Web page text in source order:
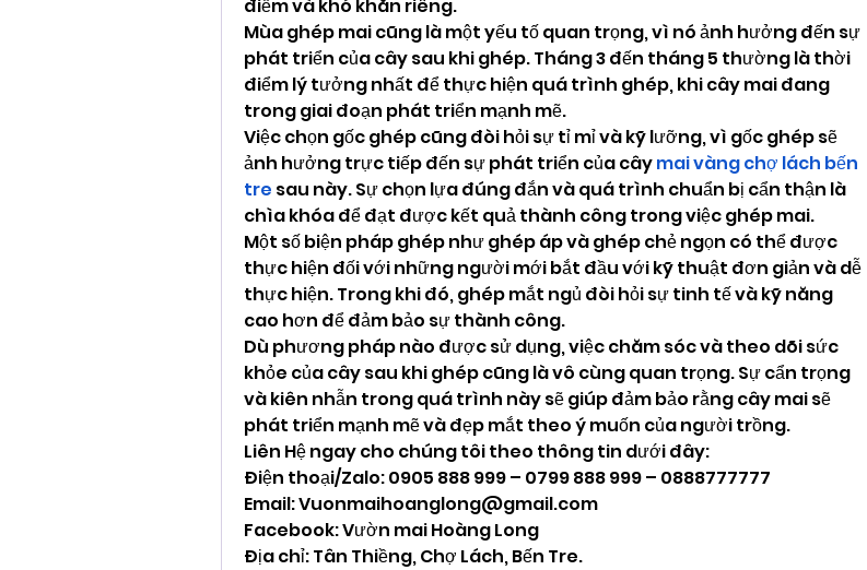
điểm và khó khăn riêng.
Mùa ghép mai cũng là một yếu tố quan trọng, vì nó ảnh hưởng đến sự
phát triển của cây sau khi ghép. Tháng 3 đến tháng 5 thường là thời
điểm lý tưởng nhất để thực hiện quá trình ghép, khi cây mai đang
trong giai đoạn phát triển mạnh mẽ.
Việc chọn gốc ghép cũng đòi hỏi sự tỉ mỉ và kỹ lưỡng, vì gốc ghép sẽ
ảnh hưởng trực tiếp đến sự phát triển của cây mai vàng chợ lách bến
tre sau này. Sự chọn lựa đúng đắn và quá trình chuẩn bị cẩn thận là
chìa khóa để đạt được kết quả thành công trong việc ghép mai.
Một số biện pháp ghép như ghép áp và ghép chẻ ngọn có thể được
thực hiện đối với những người mới bắt đầu với kỹ thuật đơn giản và dễ
thực hiện. Trong khi đó, ghép mắt ngủ đòi hỏi sự tinh tế và kỹ năng
cao hơn để đảm bảo sự thành công.
Dù phương pháp nào được sử dụng, việc chăm sóc và theo dõi sức
khỏe của cây sau khi ghép cũng là vô cùng quan trọng. Sự cẩn trọng
và kiên nhẫn trong quá trình này sẽ giúp đảm bảo rằng cây mai sẽ
phát triển mạnh mẽ và đẹp mắt theo ý muốn của người trồng.
Liên Hệ ngay cho chúng tôi theo thông tin dưới đây:
Điện thoại/Zalo: 0905 888 999 – 0799 888 999 – 0888777777
Email: Vuonmaihoanglong@gmail.com
Facebook: Vườn mai Hoàng Long
Địa chỉ: Tân Thiềng, Chợ Lách, Bến Tre.